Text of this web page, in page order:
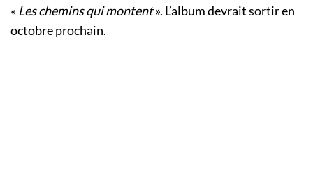
« Les chemins qui montent». L’album devrait sortir en
octobre prochain.